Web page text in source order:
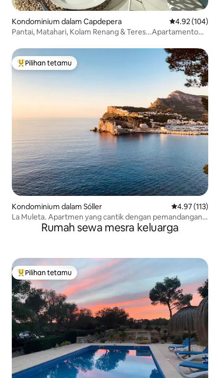
Kondominium dalam Capdepera Penarafan
4.92 (104)
Pantai, Matahari, Kolam Renang & Teres...Apartamento
Pilihan utama tetamu
Pilihan tetamu
Kondominium dalam Sóller Penarafan
4.97 (113)
La Muleta. Apartmen yang cantik dengan pemandangan
laut dan pelabuhan
Rumah sewa mesra keluarga
Pilihan utama tetamu
Pilihan tetamu